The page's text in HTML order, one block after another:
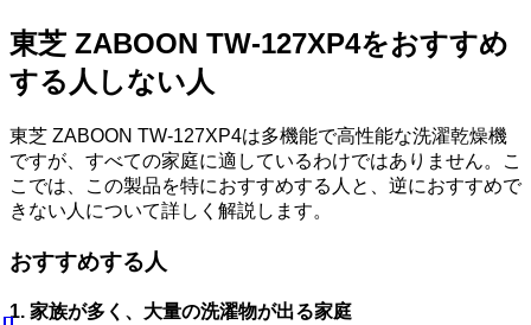
東芝 ZABOON TW-127XP4をおすすめ
する人しない人
東芝 ZABOON TW-127XP4は多機能で高性能な洗濯乾燥機
ですが、すべての家庭に適しているわけではありません。こ
こでは、この製品を特におすすめする人と、逆におすすめで
きない人について詳しく解説します。
おすすめする人
1. 家族が多く、大量の洗濯物が出る家庭